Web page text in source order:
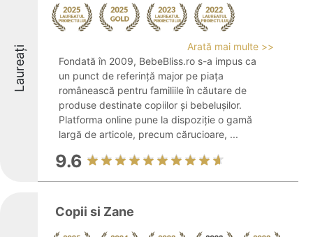
Laureați
Arată mai multe >>
Fondată în 2009, BebeBliss.ro s-a impus ca
un punct de referință major pe piața
românească pentru familiile în căutare de
produse destinate copiilor și bebelușilor.
Platforma online pune la dispoziție o gamă
largă de articole, precum cărucioare, ...
9.6
Copii si Zane